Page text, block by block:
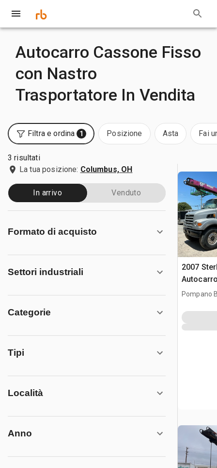
Autocarro Cassone Fisso
con Nastro
Trasportatore In Vendita
Filtra e ordina 1 Posizione Asta Fai
3 risultati
La tua posizione: Columbus, OH
In arrivo Venduto
Formato di acquisto
Settori industriali
Categorie
Tipi
Località
Anno
2007
con
Pompano